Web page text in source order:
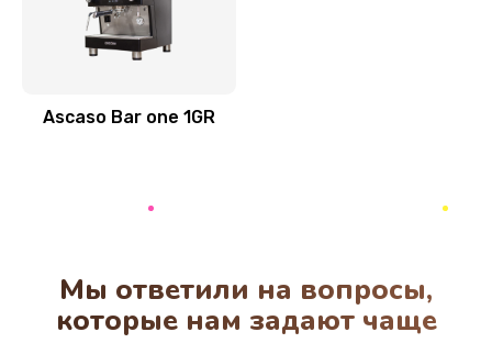
Ascaso Bar one 1GR
Мы ответили на вопросы,
которые нам задают чаще